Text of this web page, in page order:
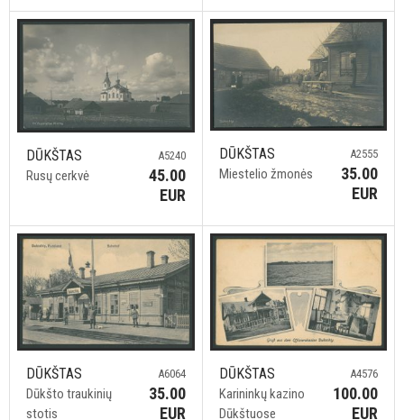
DŪKŠTAS
Rusų cerkvė
A5240
45.00
EUR
DŪKŠTAS
Miestelio žmonės
A2555
35.00
EUR
DŪKŠTAS
Dūkšto traukinių
stotis
A6064
35.00
EUR
DŪKŠTAS
Karininkų kazino
Dūkštuose
A4576
100.00
EUR